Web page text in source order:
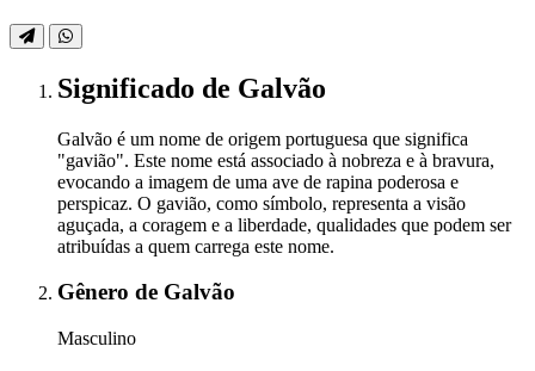
Significado de Galvão
Galvão é um nome de origem portuguesa que significa
"gavião". Este nome está associado à nobreza e à bravura,
evocando a imagem de uma ave de rapina poderosa e
perspicaz. O gavião, como símbolo, representa a visão
aguçada, a coragem e a liberdade, qualidades que podem ser
atribuídas a quem carrega este nome.
Gênero de Galvão
Masculino